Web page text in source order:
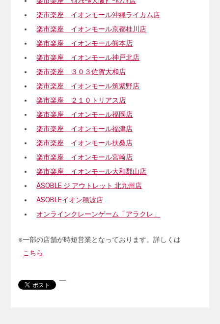
楽市楽座 イオンモール沖縄ライカム店
楽市楽座 イオンモール京都桂川店
楽市楽座 イオンモール熊本店
楽市楽座 イオンモール神戸北店
楽市楽座 ３０３佐賀大和店
楽市楽座 イオンモール筑紫野店
楽市楽座 ２１０トリアス店
楽市楽座 イオンモール福岡店
楽市楽座 イオンモール福津店
楽市楽座 イオンモール扶桑店
楽市楽座 イオンモール宮崎店
楽市楽座 イオンモール大和郡山店
ASOBLE ジ アウトレット 北九州店
ASOBLEイオン穂波店
オンラインクレーンゲーム「アラクレ」
※一部の店舗が時短営業となっております。詳しくは
こちら